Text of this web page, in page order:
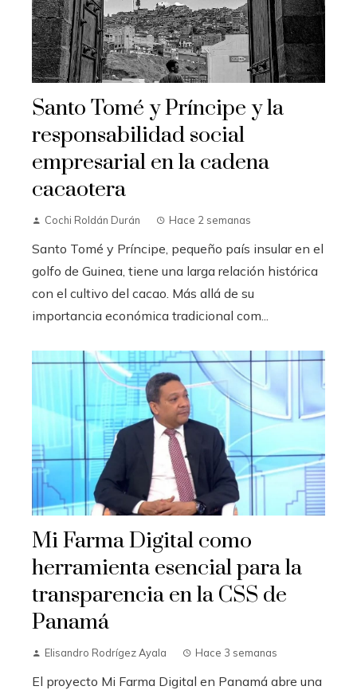
Santo Tomé y Príncipe y la
responsabilidad social
empresarial en la cadena
cacaotera
Cochi Roldán Durán Hace 2 semanas
Santo Tomé y Príncipe, pequeño país insular en el
golfo de Guinea, tiene una larga relación histórica
con el cultivo del cacao. Más allá de su
importancia económica tradicional com...
Mi Farma Digital como
herramienta esencial para la
transparencia en la CSS de
Panamá
Elisandro Rodrígez Ayala Hace 3 semanas
El proyecto Mi Farma Digital en Panamá abre una